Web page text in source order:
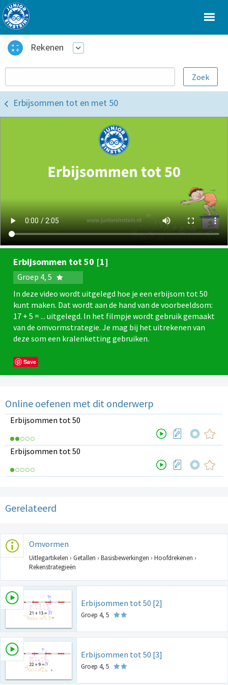
Rekenen
Erbijsommen tot en met 50
Erbijsommen tot 50 [1]
Groep 4, 5
In deze video wordt uitgelegd hoe je een erbijsom tot 50
kunt maken. Dat wordt aan de hand van de voorbeeldsom:
17 + 5 = ... uitgelegd. In het filmpje wordt gebruik gemaakt
van de omvormstrategie. Je mag bij het uitrekenen van
deze som een kralenketting gebruiken.
Save
Online oefenen met dit onderwerp
Erbijsommen tot 50
Erbijsommen tot 50
Gerelateerd
Omvormen
Uitlegartikelen › Getallen › Basisbewerkingen › Hoofdrekenen ›
Rekenstrategieën
Erbijsommen tot 50 [2]
Groep 4, 5
Erbijsommen tot 50 [3]
Groep 4, 5